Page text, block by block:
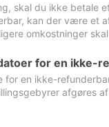
skal du ikke betale
kan der være et
omkostninger
for en ikke-
en ikke-
afgøres